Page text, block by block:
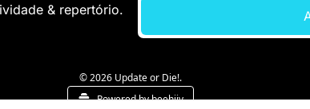
& repertório.
© 2026 Update or Die!.
Powered by beehiiv